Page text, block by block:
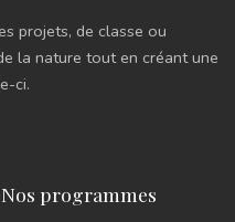
projets, de classe ou
la nature tout en créant une
ci.
Nos programmes